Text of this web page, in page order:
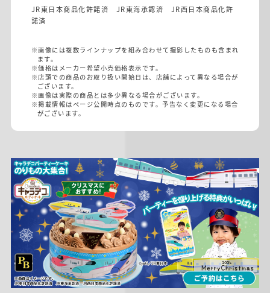
JR東日本商品化許諾済 JR東海承認済 JR西日本商品化許
諾済
※画像には複数ラインナップを組み合わせて撮影したものも含まれ
ます。
※価格はメーカー希望小売価格表示です。
※店頭での商品のお取り扱い開始日は、店舗によって異なる場合が
ございます。
※画像は実際の商品とは多少異なる場合がございます。
※掲載情報はページ公開時点のものです。予告なく変更になる場合
がございます。